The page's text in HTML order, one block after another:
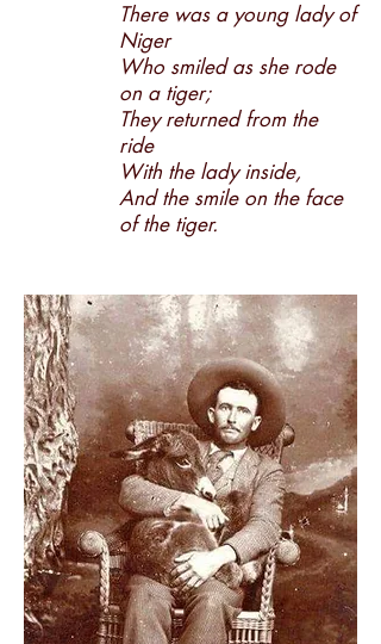
There was a young lady of
Niger
Who smiled as she rode
on a tiger;
They returned from the
ride
With the lady inside,
And the smile on the face
of the tiger.